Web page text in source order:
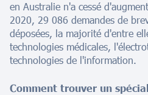
en Australie n'a cessé
2020, 29 086 demandes de
déposées, la majorité d'entre
technologies médicales,
technologies de l'information.
Comment trouver un